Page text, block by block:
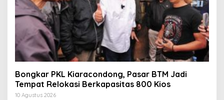
Bongkar PKL Kiaracondong, Pasar BTM Jadi
Tempat Relokasi Berkapasitas 800 Kios
10 Agustus 2026